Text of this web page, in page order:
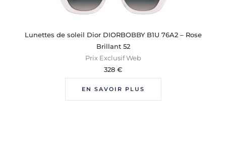
Lunettes de soleil Dior DIORBOBBY B1U 76A2 – Rose
Brillant 52
Prix Exclusif Web
328 €
EN SAVOIR PLUS